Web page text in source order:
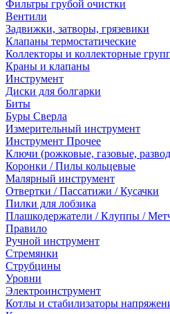
Фильтры грубой очистки
Вентили
Задвижки, затворы, грязевики
Клапаны термостатические
Коллекторы и коллекторные
Краны и клапаны
Инструмент
Диски для болгарки
Биты
Буры Сверла
Измерительный инструмент
Инструмент Прочее
Ключи (рожковые, газовые,
Коронки / Пилы кольцевые
Малярный инструмент
Отвертки / Пассатижи / Кусачки
Пилки для лобзика
Плашкодержатели / Клуппы /
Правило
Ручной инструмент
Стремянки
Струбцины
Уровни
Электроинструмент
Котлы и стабилизаторы